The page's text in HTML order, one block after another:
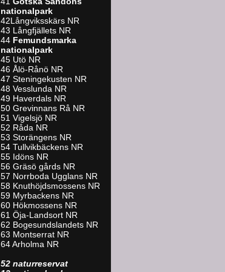
nationalpark
42Långviksskärs NR
43 Långfjällets NR
44 Femundsmarka
nationalpark
45 Utö NR
46 Ålö-Rånö NR
47 Steningekusten NR
48 Vesslunda NR
49 Haverdals NR
50 Grevinnans Rå NR
51 Vigelsjö NR
52 Råda NR
53 Storängens NR
54 Tullvikbäckens NR
55 Idöns NR
56 Gräsö gårds NR
57 Norrboda Ugglans NR
58 Knuthöjdsmossens NR
59 Myrbackens NR
60 Hökmossens NR
61 Öja-Landsort NR
62 Bogesundslandets NR
63 Montserrat NR
64 Arholma NR
52 naturreservat